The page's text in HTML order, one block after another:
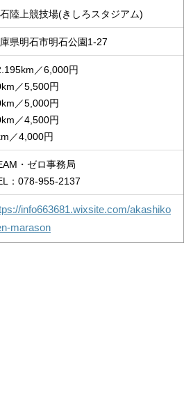
陸上競技場(きしろスタジアム)
県明石市明石公園1-27
／6,000円
／5,500円
／5,000円
／4,500円
／4,000円
・ゼロ事務局
：078-955-2137
info663681.wixsite.com/akashiko
marason